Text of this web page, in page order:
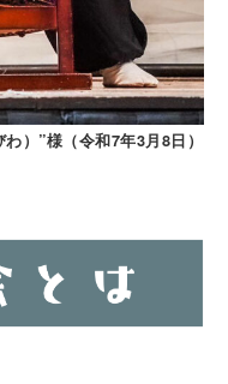
）”様（令和7年3月8日）